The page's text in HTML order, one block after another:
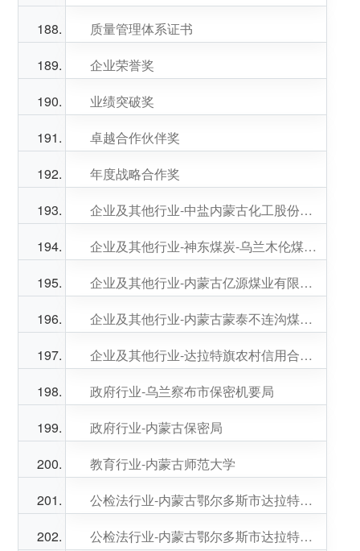
质量管理体系证书
企业荣誉奖
业绩突破奖
卓越合作伙伴奖
年度战略合作奖
企业及其他行业-中盐内蒙古化工股份有限公司
企业及其他行业-神东煤炭-乌兰木伦煤制油选煤厂
企业及其他行业-内蒙古亿源煤业有限公司
企业及其他行业-内蒙古蒙泰不连沟煤业有限责任公司（一期）
企业及其他行业-达拉特旗农村信用合作联社中心
政府行业-乌兰察布市保密机要局
政府行业-内蒙古保密局
教育行业-内蒙古师范大学
公检法行业-内蒙古鄂尔多斯市达拉特旗人民法院
公检法行业-内蒙古鄂尔多斯市达拉特旗人民法院